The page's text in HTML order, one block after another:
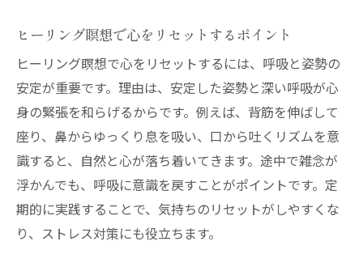
手のポーズで引き出すヒーリングの力
手を意識したヒーリング瞑想体験のコツ
ポーズ次第で広がるヒーリングの奥深さ
自分らしい手のヒーリングポーズを見つけ
る
瞑想は誰に向いている？安全な実践ポイント
ヒーリング瞑想が向いている人と避けたい
人
安全にヒーリング瞑想を続けるための注意
ヒーリング瞑想で心をリセットするポイント
ヒーリング瞑想で心をリセットするには、呼吸と姿勢の
安定が重要です。理由は、安定した姿勢と深い呼吸が心
身の緊張を和らげるからです。例えば、背筋を伸ばして
座り、鼻からゆっくり息を吸い、口から吐くリズムを意
識すると、自然と心が落ち着いてきます。途中で雑念が
浮かんでも、呼吸に意識を戻すことがポイントです。定
期的に実践することで、気持ちのリセットがしやすくな
り、ストレス対策にも役立ちます。